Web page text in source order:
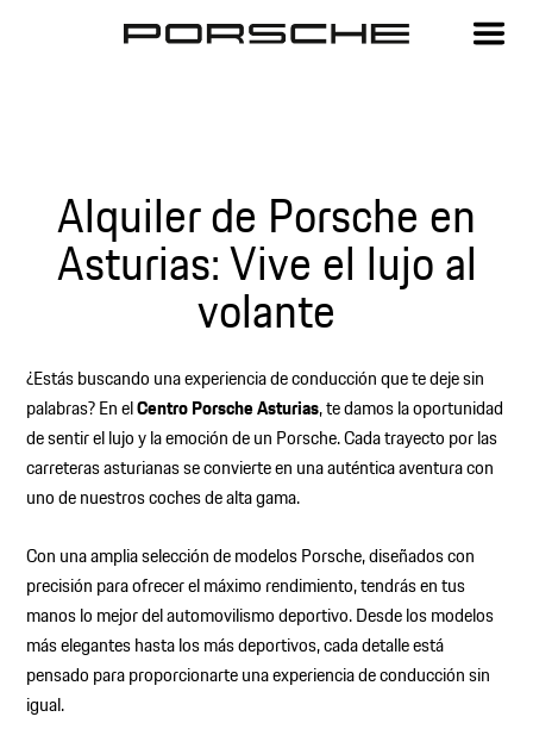
Alquiler de Porsche en
Asturias: Vive el lujo al
volante
¿Estás buscando una experiencia de conducción que te deje sin
palabras? En elCentro Porsche Asturias, te damos la oportunidad
de sentir el lujo y la emoción de un Porsche. Cada trayecto por las
carreteras asturianas se convierte en una auténtica aventura con
uno de nuestros coches de alta gama.
Con una amplia selección de modelos Porsche, diseñados con
precisión para ofrecer el máximo rendimiento, tendrás en tus
manos lo mejor del automovilismo deportivo. Desde los modelos
más elegantes hasta los más deportivos, cada detalle está
pensado para proporcionarte una experiencia de conducción sin
igual.